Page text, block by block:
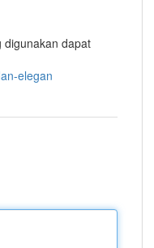
digunakan dapat
elegan